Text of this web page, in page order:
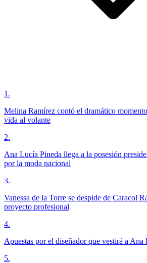
1 .
Melina Ramírez contó el dramático
vida al volante
2.
Ana Lucía Pineda llega a la posesión
por la moda nacional
3.
Vanessa de la Torre se despide de Caracol
proyecto profesional
4.
Apuestas por el diseñador que vestirá a Ana
5.